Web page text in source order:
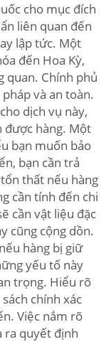
cho mục đích
liên quan đến
lập tức. Một
đến Hoa Kỳ,
quan. Chính phủ
và an toàn.
dịch vụ này,
được hàng. Một
bạn muốn bảo
bạn cần trả
thất nếu hàng
cần tính đến chi
cần vật liệu đặc
cũng cộng dồn.
hàng bị giữ
yếu tố này
trọng. Hiểu rõ
chính xác
Việc nắm rõ
ra quyết định